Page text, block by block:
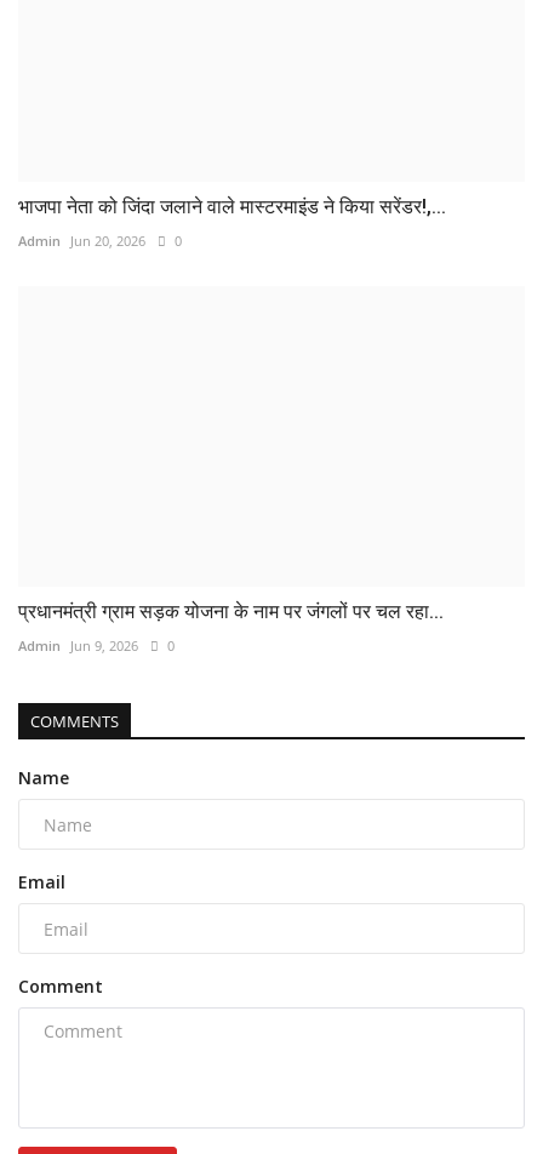
भाजपा नेता को जिंदा जलाने वाले मास्टरमाइंड ने किया सरेंडर!,...
Admin Jun 20, 2026 0
प्रधानमंत्री ग्राम सड़क योजना के नाम पर जंगलों पर चल रहा...
Admin Jun 9, 2026 0
COMMENTS
Name
Email
Comment